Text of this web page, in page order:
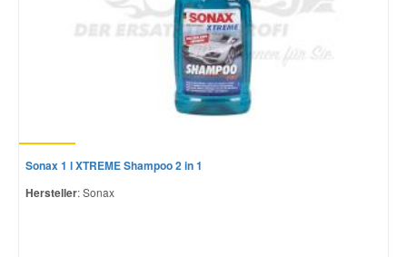
Sonax 1 l XTREME Shampoo 2 in 1
Hersteller: Sonax